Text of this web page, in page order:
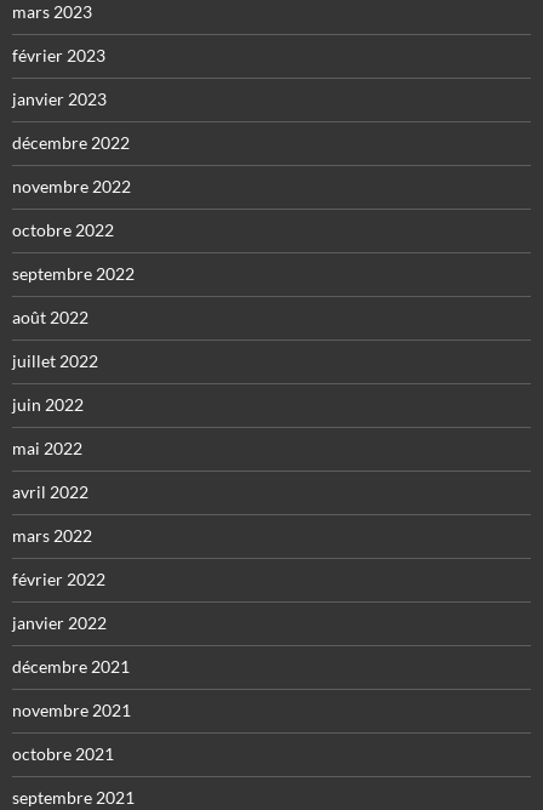
mars 2023
février 2023
janvier 2023
décembre 2022
novembre 2022
octobre 2022
septembre 2022
août 2022
juillet 2022
juin 2022
mai 2022
avril 2022
mars 2022
février 2022
janvier 2022
décembre 2021
novembre 2021
octobre 2021
septembre 2021